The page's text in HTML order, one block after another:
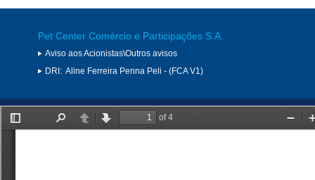
Pet Center Comércio e Participações S.A.
Aviso aos Acionistas\Outros avisos
DRI: Aline Ferreira Penna Peli - (FCA V1)